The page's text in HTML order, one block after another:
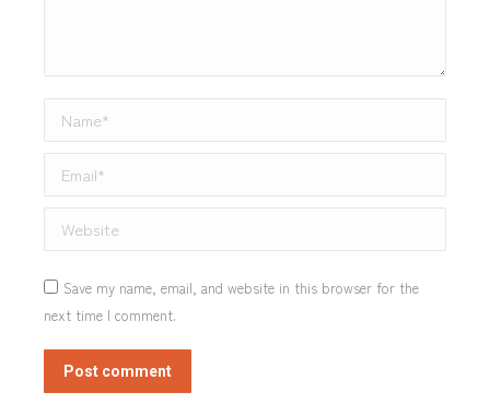
Name *
Email *
Website
Save my name, email, and website in this browser for the
next time I comment.
Post comment